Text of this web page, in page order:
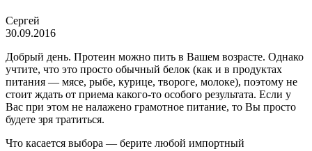
Сергей
30.09.2016
Добрый день. Протеин можно пить в Вашем возрасте. Однако
учтите, что это просто обычный белок (как и в продуктах
питания — мясе, рыбе, курице, твороге, молоке), поэтому не
стоит ждать от приема какого-то особого результата. Если у
Вас при этом не налажено грамотное питание, то Вы просто
будете зря тратиться.
Что касается выбора — берите любой импортный